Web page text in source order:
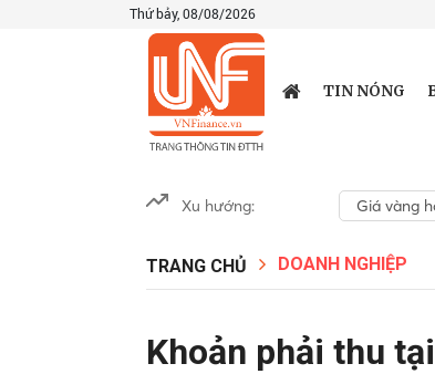
Thứ bảy, 08/08/2026
TIN NÓNG
Xu hướng: Giá vàng
TRANG CHỦ DOANH NGHIỆP
Khoản phải thu